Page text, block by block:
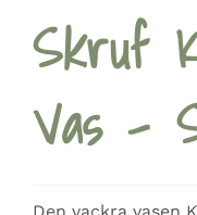
Skruf
Vas –
Den vackra vasen